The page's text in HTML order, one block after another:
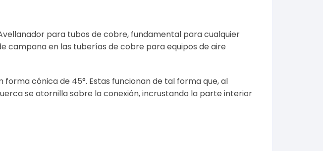
para tubos de cobre, fundamental para cualquier
campana en las tuberías de cobre para equipos de aire
cónica de 45°. Estas funcionan de tal forma que, al
se atornilla sobre la conexión, incrustando la parte interior